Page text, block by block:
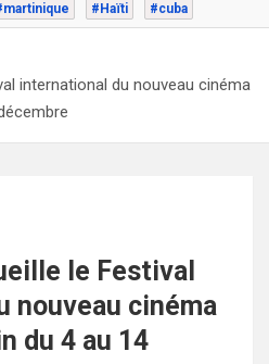
#Haïti #cuba
international du nouveau cinéma
le Festival
nouveau cinéma
du 4 au 14